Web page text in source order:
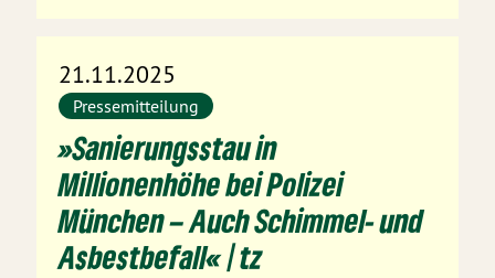
21.11.2025
Pressemitteilung
»Sanierungsstau in
Millionenhöhe bei Polizei
München – Auch Schimmel- und
Asbestbefall« | tz